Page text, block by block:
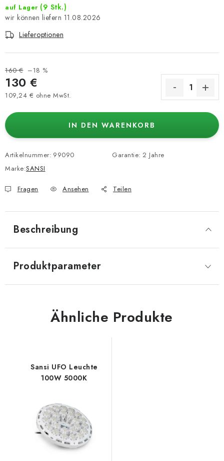
auf Lager (9 Stk.)
11.08.2026
Lieferoptionen
160 € –18 %
130 €
109,24 € ohne MwSt.
IN DEN WARENKORB
Artikelnummer: 99090
Marke:SANSI
Garantie: 2 Jahre
Fragen Ansehen Teilen
Beschreibung
Produktparameter
Ähnliche Produkte
Sansi UFO Leuchte
100W 5000K